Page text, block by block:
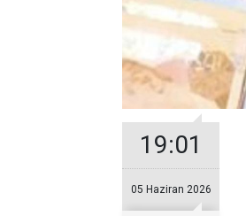
19:01
05 Haziran 2026